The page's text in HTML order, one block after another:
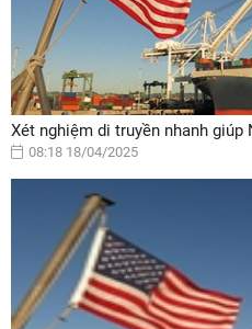
Xét nghiệm di truyền nhanh
08:18 18/04/2025